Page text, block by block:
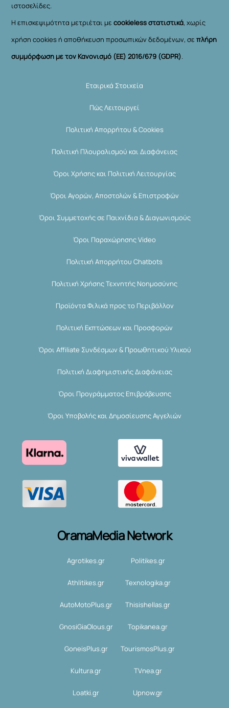
ιστοσελίδες.
Η επισκεψιμότητα μετριέται μεcookieless στατιστικά, χωρίς
χρήση cookies ή αποθήκευση προσωπικών δεδομένων, σεπλήρη
συμμόρφωση με τον Κανονισμό (ΕΕ) 2016/679 (GDPR).
Εταιρικά Στοιχεία
Πώς Λειτουργεί
Πολιτική Απορρήτου & Cookies
Πολιτική Πλουραλισμού και Διαφάνειας
Όροι Χρήσης και Πολιτική Λειτουργίας
Όροι Αγορών, Αποστολών & Επιστροφών
Όροι Συμμετοχής σε Παιχνίδια & Διαγωνισμούς
Όροι Παραχώρησης Video
Πολιτική Απορρήτου Chatbots
Πολιτική Χρήσης Τεχνητής Νοημοσύνης
Προϊόντα Φιλικά προς το Περιβάλλον
Πολιτική Εκπτώσεων και Προσφορών
Όροι Affiliate Συνδέσμων & Προωθητικού Υλικού
Πολιτική Διαφημιστικής Διαφάνειας
Όροι Προγράμματος Επιβράβευσης
Όροι Υποβολής και Δημοσίευσης Αγγελιών
OramaMedia Network
Agrotikes.gr Politikes.gr
Athlitikes.gr Texnologika.gr
AutoMotoPlus.gr Thisishellas.gr
GnosiGiaOlous.gr Topikanea.gr
GoneisPlus.gr TourismosPlus.gr
Kultura.gr TVnea.gr
Loatki.gr Upnow.gr